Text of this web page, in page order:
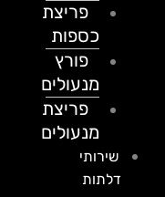
פריצת
כספות
פורץ
מנעולים
פריצת
מנעולים
שירותי
דלתות